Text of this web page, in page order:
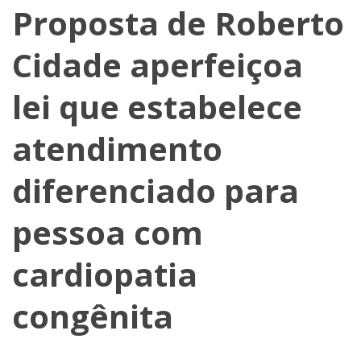
Proposta de Roberto
Cidade aperfeiçoa
lei que estabelece
atendimento
diferenciado para
pessoa com
cardiopatia
congênita